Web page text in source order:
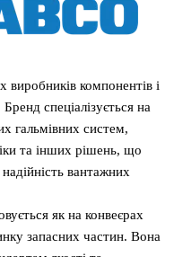
компонентів і
спеціалізується на
гальмівних систем,
та інших рішень, що
вантажних
як на конвеєрах
запасних частин. Вона